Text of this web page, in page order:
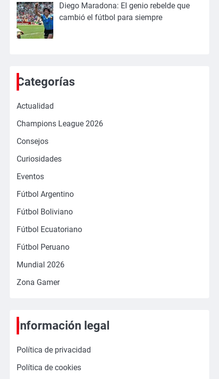
Diego Maradona: El genio rebelde que
cambió el fútbol para siempre
Categorías
Actualidad
Champions League 2026
Consejos
Curiosidades
Eventos
Fútbol Argentino
Fútbol Boliviano
Fútbol Ecuatoriano
Fútbol Peruano
Mundial 2026
Zona Gamer
Información legal
Política de privacidad
Política de cookies